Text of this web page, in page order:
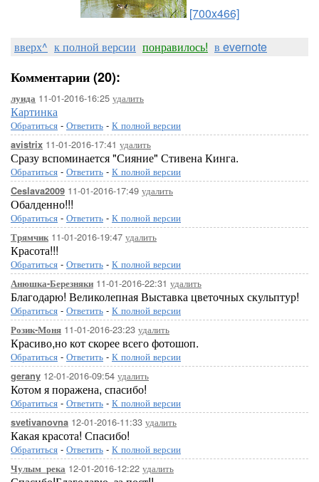
[700x466]
вверх^ к полной версии понравилось! в evernote
Комментарии (20):
луида 11-01-2016-16:25 удалить
Картинка
Обратиться - Ответить - К полной версии
avistrix 11-01-2016-17:41 удалить
Сразу вспоминается "Сияние" Стивена Кинга.
Обратиться - Ответить - К полной версии
Ceslava2009 11-01-2016-17:49 удалить
Обалденно!!!
Обратиться - Ответить - К полной версии
Трямчик11-01-2016-19:47 удалить
Красота!!!
Обратиться - Ответить - К полной версии
Анюшка-Березняки 11-01-2016-22:31 удалить
Благодарю! Великолепная Выставка цветочных скульптур!
Обратиться - Ответить - К полной версии
Розик-Моня 11-01-2016-23:23 удалить
Красиво,но кот скорее всего фотошоп.
Обратиться - Ответить - К полной версии
gerany 12-01-2016-09:54 удалить
Котом я поражена, спасибо!
Обратиться - Ответить - К полной версии
svetivanovna 12-01-2016-11:33 удалить
Какая красота! Спасибо!
Обратиться - Ответить - К полной версии
Чулым_река 12-01-2016-12:22 удалить